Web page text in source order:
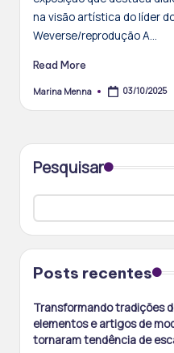
na visão artística do líder
Weverse/reprodução A…
Read More
Posted
Marina Menna 03/10/2025
Pesquisar
Posts recentes
Transformando tradições
elementos e artigos de
tornaram tendência de